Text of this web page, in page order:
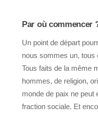
Par où commencer
Un point de départ
nous sommes un, tous
Tous faits de la même
hommes, de religion,
monde de paix ne peut
fraction sociale. Et